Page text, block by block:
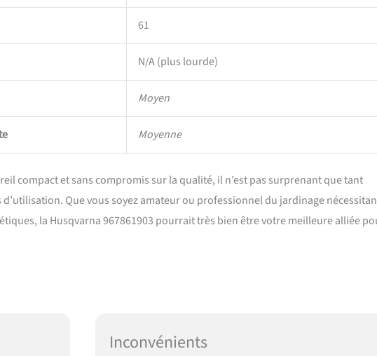
61
N/A (plus lourde)
Moyen
Moyenne
compact et sans compromis sur la qualité, il n’est pas surprenant que tant
Que vous soyez amateur ou professionnel du jardinage
la Husqvarna 967861903 pourrait très bien être votre meilleure alliée
Inconvénients